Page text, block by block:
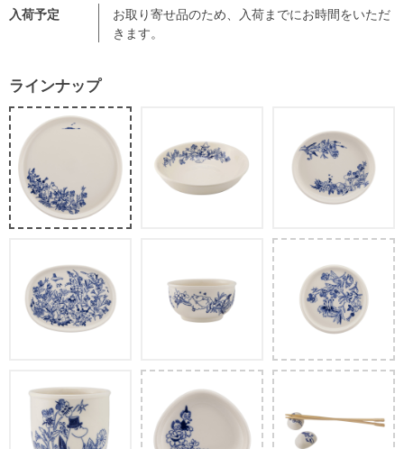
入荷予定
お取り寄せ品のため、入荷までにお時間をいただ
きます。
ラインナップ